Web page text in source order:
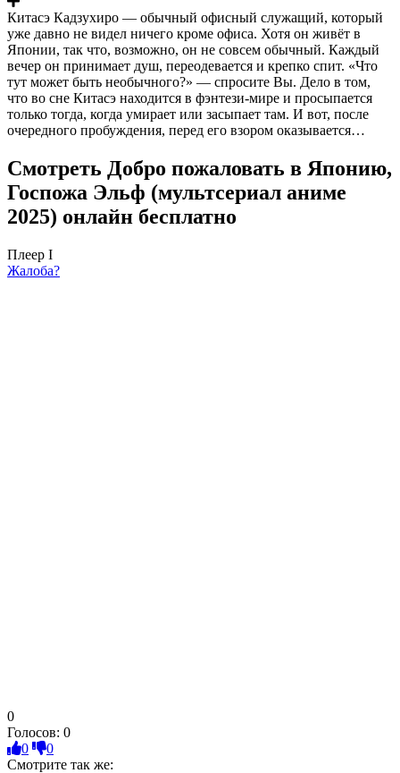
Китасэ Кадзухиро — обычный офисный служащий, который
уже давно не видел ничего кроме офиса. Хотя он живёт в
Японии, так что, возможно, он не совсем обычный. Каждый
вечер он принимает душ, переодевается и крепко спит. «Что
тут может быть необычного?» — спросите Вы. Дело в том,
что во сне Китасэ находится в фэнтези-мире и просыпается
только тогда, когда умирает или засыпает там. И вот, после
очередного пробуждения, перед его взором оказывается…
Смотреть Добро пожаловать в Японию,
Госпожа Эльф (мультсериал аниме
2025) онлайн бесплатно
Плеер I
Жалоба?
0
Голосов: 0
0
0
Смотрите так же: